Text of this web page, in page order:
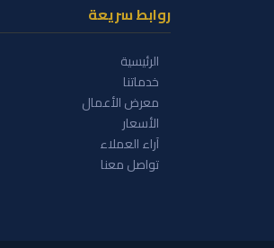
روابط سريعة
الرئيسية
خدماتنا
معرض الأعمال
الأسعار
آراء العملاء
تواصل معنا